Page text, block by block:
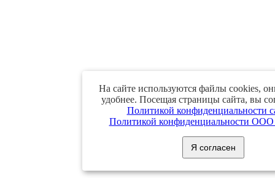
На сайте используются файлы cookies,
удобнее. Посещая страницы сайта, вы
Политикой конфиденциальности
Политикой конфиденциальности
Я согласен